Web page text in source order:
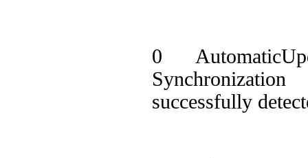
0
Synchronization
successfully